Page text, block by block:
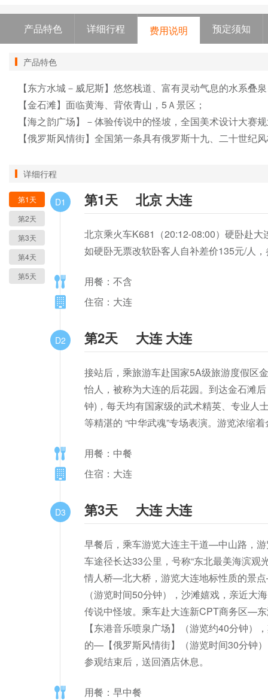
产品特色 详细行程 费用说明 预定须知
产品特色
【东方水城－威尼斯】悠悠栈道、富有灵动气息的水系
【金石滩】面临黄海、背依青山，5Ａ景区；
【海之韵广场】－体验传说中的怪坡，全国美术设计大赛
【俄罗斯风情街】全国第一条具有俄罗斯十九、二十世纪
详细行程
第1天
第2天
第3天
第4天
第5天
D1 第1天 北京 大连
北京乘火车K681（20:12-08:00）硬卧赴大
如硬卧无票改软卧客人自补差价135元/人
用餐：不含
住宿：大连
D2 第2天 大连 大连
接站后，乘旅游车赴国家5A级旅游度假区
怡人，被称为大连的后花园。到达金石滩
钟)，每天均有国家级的武术精英、专业人
等精湛的 “中华武魂”专场表演。游览浓缩
用餐：中餐
住宿：大连
D3 第3天 大连 大连
早餐后，乘车游览大连主干道—中山路，
车途径长达33公里，号称“东北最美海滨
情人桥—北大桥，游览大连地标性质的景
（游览时间50分钟），沙滩嬉戏，亲近
传说中怪坡。乘车赴大连新CPT商务区—
【东港音乐喷泉广场】（游览约40分钟
的—【俄罗斯风情街】（游览时间30分钟
参观结束后，送回酒店休息。
用餐：早中餐